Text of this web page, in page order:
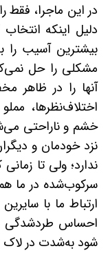
در این ماجرا، فقط
دلیل اینکه
بیشترین آسیب را
مشکلی را حل
آن­ها را در ظاهر
اختلاف­‌نظرها،
خشم و ناراحتی
نزد خودمان و
ندارد؛ ولی تا
سرکوب­‌شده در ما
ارتباط ما با
احساس طردشدگی
شود به‌شدت در لاک